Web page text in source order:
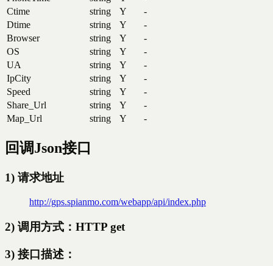
Ctime
string Y
-
Dtime
string Y
-
Browser
string Y
-
OS
string Y
-
UA
string Y
-
IpCity
string Y
-
Speed
string Y
-
Share_Url
string Y
-
Map_Url
string Y -
回调Json接口
1) 请求地址
http://gps.spianmo.com/webapp/api/index.php
2) 调用方式：HTTP get
3) 接口描述：